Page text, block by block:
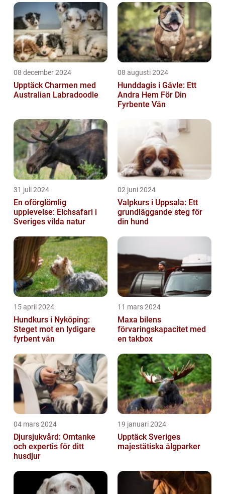
08 december 2024
Upptäck Charmen med
Australian Labradoodle
08 augusti 2024
Hunddagis i Gävle: Ett
Andra Hem För Din
Fyrbente Vän
31 juli 2024
En oförglömlig
upplevelse: Elchsafari i
Sveriges vilda natur
02 juni 2024
Valpkurs i Uppsala: Ett
grundläggande steg för
din hund
15 april 2024
Hundkurs i Nyköping:
Steget mot en lydigare
fyrbent vän
11 mars 2024
Maxa bilens
förvaringskapacitet med
en takbox
04 mars 2024
Djursjukvård: Omtanke
och expertis för ditt
husdjur
19 januari 2024
Upptäck Sveriges
majestätiska älgparker